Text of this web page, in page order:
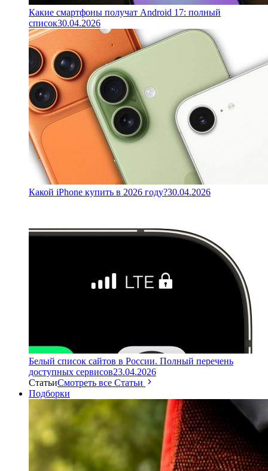
Какие смартфоны получат Android 17: полный
список30.04.2026
Какой iPhone купить в 2026 году?30.04.2026
Белый список сайтов в России. Полный перечень
доступных сервисов23.04.2026
СтатьиСмотреть все Статьи
Подборки